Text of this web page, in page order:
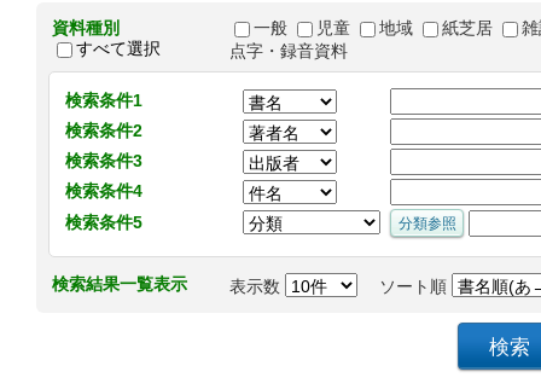
資料種別
すべて選択
一般 児童 地域 紙芝居
点字・録音資料
検索条件1
検索条件2
検索条件3
検索条件4
検索条件5
検索結果一覧表示 表示数 ソート順